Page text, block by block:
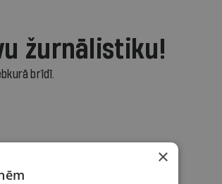
žurnālistiku!
brīdī.
×